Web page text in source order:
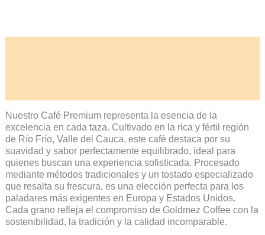
Nuestro Café Premium representa la esencia de la
excelencia en cada taza. Cultivado en la rica y fértil región
de Río Frío, Valle del Cauca, este café destaca por su
suavidad y sabor perfectamente equilibrado, ideal para
quienes buscan una experiencia sofisticada. Procesado
mediante métodos tradicionales y un tostado especializado
que resalta su frescura, es una elección perfecta para los
paladares más exigentes en Europa y Estados Unidos.
Cada grano refleja el compromiso de Goldmez Coffee con la
sostenibilidad, la tradición y la calidad incomparable.